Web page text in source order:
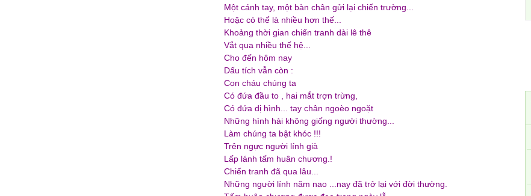
Một cánh tay, một bàn chân gửi lại chiến trường...
Hoặc có thể là nhiều hơn thế...
Khoảng thời gian chiến tranh dài lê thê
Vắt qua nhiều thế hệ...
Cho đến hôm nay
Dấu tích vẫn còn :
Con cháu chúng ta
Có đứa đầu to , hai mắt trợn trừng,
Có đứa dị hình... tay chân ngoèo ngoặt
Những hình hài không giống người thường...
Làm chúng ta bật khóc !!!
Trên ngực người lính già
Lấp lánh tấm huân chương.!
Chiến tranh đã qua lâu...
Những người lính năm nao ...nay đã trở lại với đời thường.